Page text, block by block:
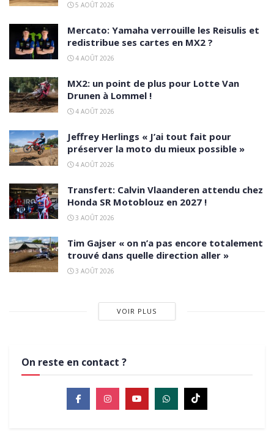
5 AOÛT 2026
Mercato: Yamaha verrouille les Reisulis et
redistribue ses cartes en MX2 ?
4 AOÛT 2026
MX2: un point de plus pour Lotte Van
Drunen à Lommel !
4 AOÛT 2026
Jeffrey Herlings « J’ai tout fait pour
préserver la moto du mieux possible »
4 AOÛT 2026
Transfert: Calvin Vlaanderen attendu chez
Honda SR Motoblouz en 2027 !
3 AOÛT 2026
Tim Gajser « on n’a pas encore totalement
trouvé dans quelle direction aller »
3 AOÛT 2026
VOIR PLUS
On reste en contact ?